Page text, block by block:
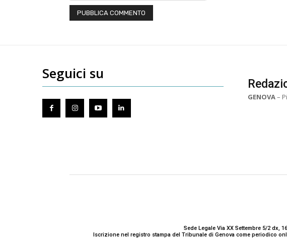
Seguici su
GENOVA–
Sede Legale Via XX Settembre 5/2 dx,
Iscrizione nel registro stampa del Tribunale di Genova come periodico